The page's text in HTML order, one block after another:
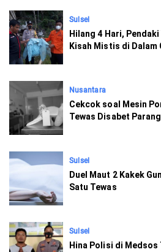
Sulsel
Hilang 4 Hari,
Kisah Mistis di Dalam
Nusantara
Cekcok soal Mesin
Tewas Disabet
Sulsel
Duel Maut 2 Kakek
Satu Tewas
Sulsel
Hina Polisi di